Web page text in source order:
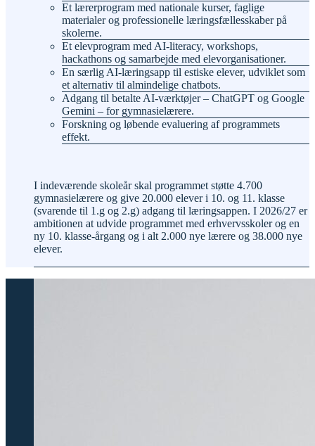
Et lærerprogram med nationale kurser, faglige
materialer og professionelle læringsfællesskaber på
skolerne.
Et elevprogram med AI-literacy, workshops,
hackathons og samarbejde med elevorganisationer.
En særlig AI-læringsapp til estiske elever, udviklet som
et alternativ til almindelige chatbots.
Adgang til betalte AI-værktøjer – ChatGPT og Google
Gemini – for gymnasielærere.
Forskning og løbende evaluering af programmets
effekt.
I indeværende skoleår skal programmet støtte 4.700
gymnasielærere og give 20.000 elever i 10. og 11. klasse
(svarende til 1.g og 2.g) adgang til læringsappen. I 2026/27 er
ambitionen at udvide programmet med erhvervsskoler og en
ny 10. klasse-årgang og i alt 2.000 nye lærere og 38.000 nye
elever.